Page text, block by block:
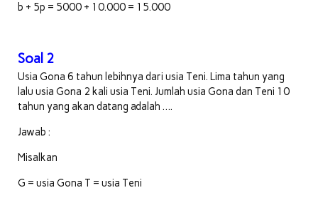
b + 5p = 5000 + 10.000 = 15.000
Soal 2
Usia Gona 6 tahun lebihnya dari usia Teni. Lima tahun yang
lalu usia Gona 2 kali usia Teni. Jumlah usia Gona dan Teni 10
tahun yang akan datang adalah ….
Jawab :
Misalkan
G = usia Gona T = usia Teni